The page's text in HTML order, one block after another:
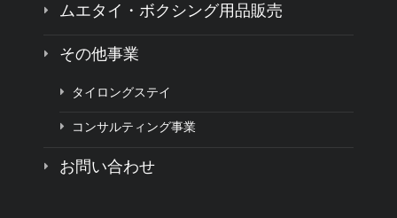
ムエタイ・ボクシング用品販売
その他事業
タイロングステイ
コンサルティング事業
お問い合わせ